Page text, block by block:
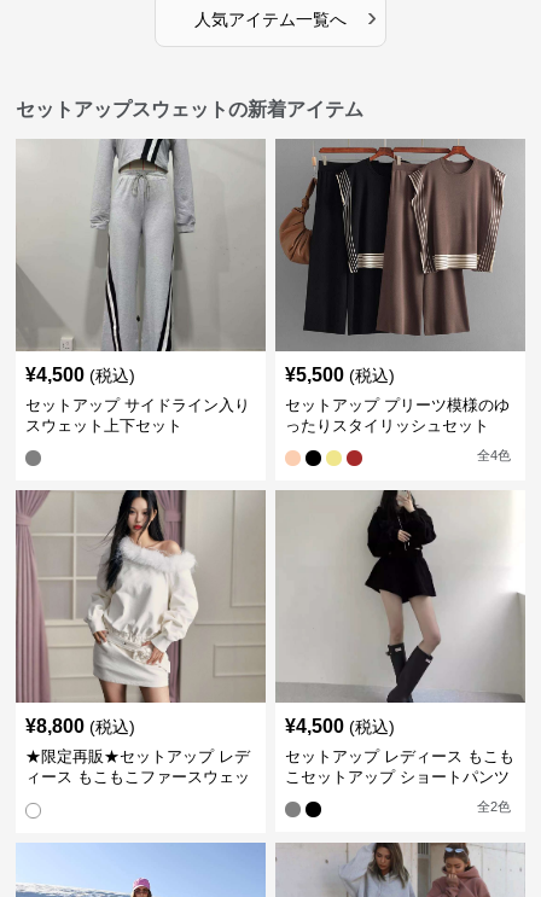
人気アイテム一覧へ ›
セットアップスウェットの新着アイテム
¥4,500 (税込)
セットアップ サイドライン入り
スウェット上下セット
¥5,500 (税込)
セットアップ プリーツ模様のゆ
ったりスタイリッシュセット
全4色
¥8,800 (税込)
★限定再販★セットアップ レデ
ィース もこもこファースウェッ
¥4,500 (税込)
セットアップ レディース もこも
こセットアップ ショートパンツ
全2色